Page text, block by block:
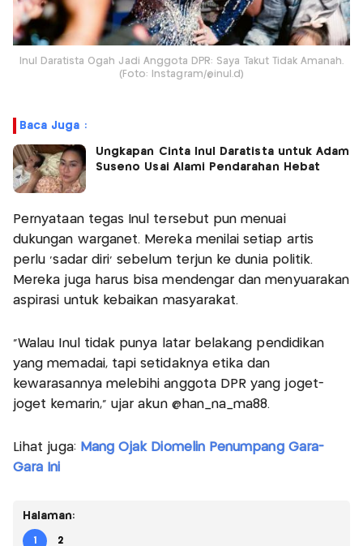
Inul Daratista Ogah Jadi Anggota DPR: Saya Takut Tidak Amanah.
(Foto: Instagram/@inul.d)
Baca Juga :
Ungkapan Cinta Inul Daratista untuk Adam
Suseno Usai Alami Pendarahan Hebat
Pernyataan tegas Inul tersebut pun menuai
dukungan warganet. Mereka menilai setiap artis
perlu ‘sadar diri’ sebelum terjun ke dunia politik.
Mereka juga harus bisa mendengar dan menyuarakan
aspirasi untuk kebaikan masyarakat.
“Walau Inul tidak punya latar belakang pendidikan
yang memadai, tapi setidaknya etika dan
kewarasannya melebihi anggota DPR yang joget-
joget kemarin,” ujar akun @han_na_ma88.
Lihat juga: Mang Ojak Diomelin Penumpang Gara-
Gara Ini
Halaman:
1 2